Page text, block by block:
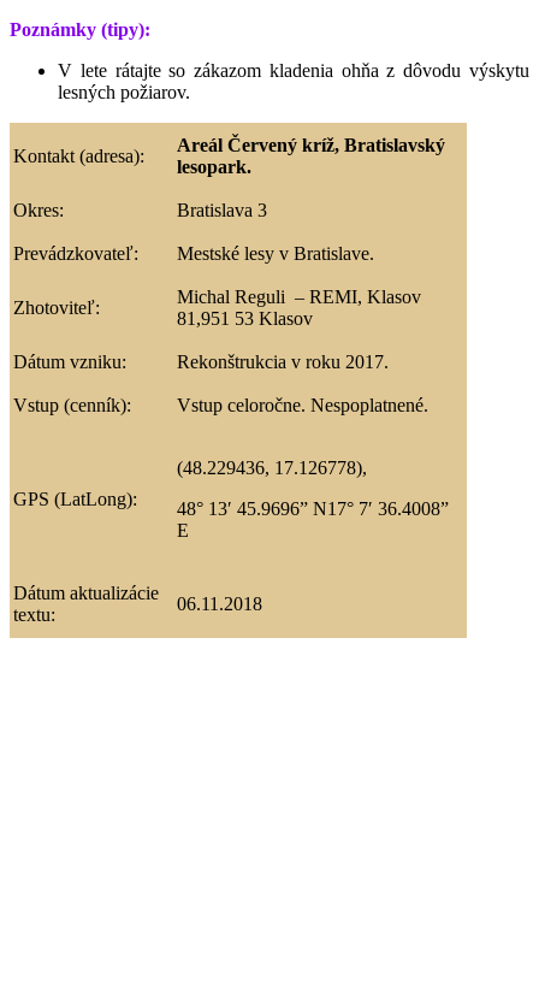
Poznámky (tipy):
V lete rátajte so zákazom kladenia ohňa z dôvodu výskytu
lesných požiarov.
Kontakt (adresa):
Areál Červený kríž, Bratislavský
lesopark.
Okres: Bratislava 3
Prevádzkovateľ: Mestské lesy v Bratislave.
Zhotoviteľ:
Michal Reguli – REMI, Klasov
81,951 53 Klasov
Dátum vzniku: Rekonštrukcia v roku 2017.
Vstup (cenník): Vstup celoročne. Nespoplatnené.
GPS (LatLong):
(48.229436, 17.126778),
48° 13′ 45.9696” N17° 7′ 36.4008”
E
Dátum aktualizácie
textu:
06.11.2018